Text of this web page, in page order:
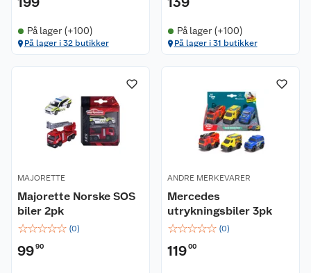
På lager (+100)
På lager i 32 butikker
På lager (+100)
På lager i 31 butikker
MAJORETTE
Majorette Norske SOS
biler 2pk
☆☆☆☆☆ (0)
9990
ANDRE MERKEVARER
Mercedes
utrykningsbiler 3pk
☆☆☆☆☆ (0)
11900